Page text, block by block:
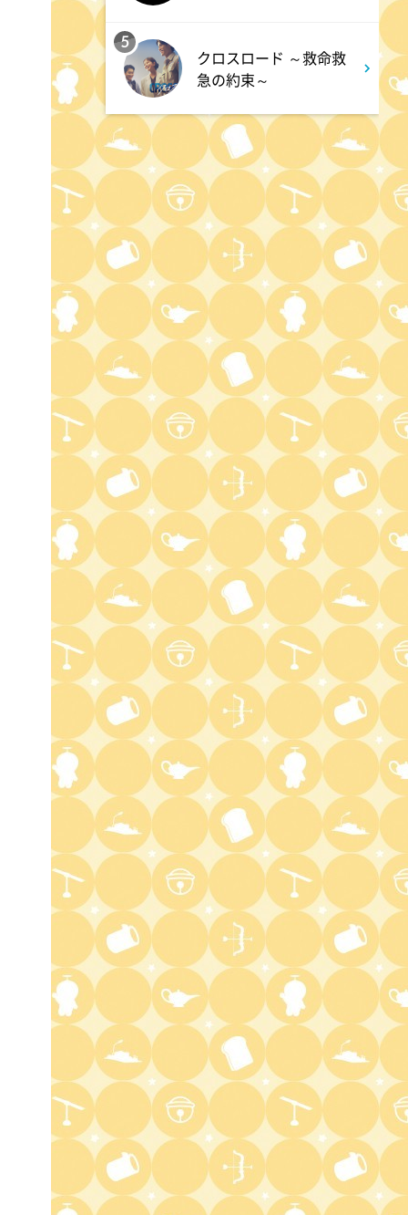
ー
八村塁スペシャルマッチ
BLACK SAMURAI SUMMIT
午後 3:30
なにわ男子の逆転男子 高橋恭
平の休日に密着!呼び出した仲
良しのある人とは!?
4:00
バチバチSTAR
4:30
クレヨンしんちゃん 【スワン
ボート伝説だゾ】
5:00
ドラえもん 【ウラメシズキ
ン】ほか
午後 5:30
ANNスーパーJチャンネル
6:00
人生の楽園 夏の1時間!ふるさ
と大好きスペシャル
よる 6:56
サンド&芦田愛菜の博士ちゃ
ん 伊藤沙莉が初参戦!!目利き
三択バトルSP
よる 8:00
池上彰のニュースそうだったの
か!! 池上流映像ショーSP
5
クロスロード ～救命救
急の約束～